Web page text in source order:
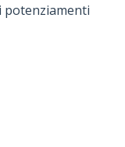
potenziamenti